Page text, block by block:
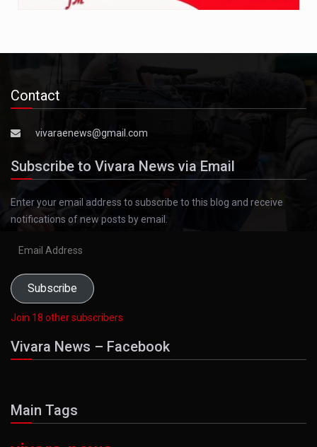
Contact
vivaraenews@gmail.com
Subscribe to Vivara News via Email
Enter your email address to subscribe to this blog and receive
notifications of new posts by email.
Subscribe
Join 18 other subscribers
Vivara News – Facebook
Main Tags